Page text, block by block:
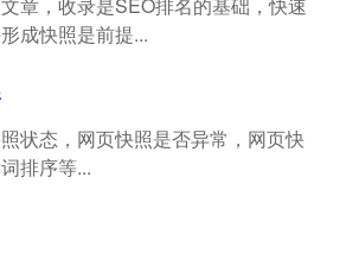
成快照是前提...
状态，网页快照是否异常，网页快
排序等...